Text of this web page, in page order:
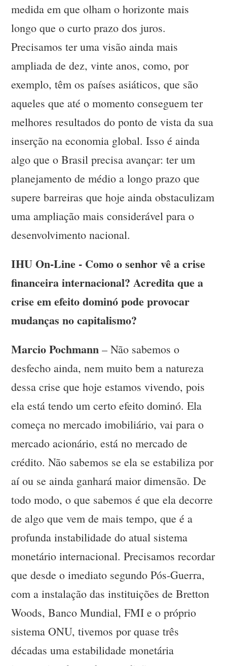
medida em que olham o horizonte mais
longo que o curto prazo dos juros.
Precisamos ter uma visão ainda mais
ampliada de dez, vinte anos, como, por
exemplo, têm os países asiáticos, que são
aqueles que até o momento conseguem ter
melhores resultados do ponto de vista da sua
inserção na economia global. Isso é ainda
algo que o Brasil precisa avançar: ter um
planejamento de médio a longo prazo que
supere barreiras que hoje ainda obstaculizam
uma ampliação mais considerável para o
desenvolvimento nacional.
IHU On-Line - Como o senhor vê a crise
financeira internacional? Acredita que a
crise em efeito dominó pode provocar
mudanças no capitalismo?
Marcio Pochmann – Não sabemos o
desfecho ainda, nem muito bem a natureza
dessa crise que hoje estamos vivendo, pois
ela está tendo um certo efeito dominó. Ela
começa no mercado imobiliário, vai para o
mercado acionário, está no mercado de
crédito. Não sabemos se ela se estabiliza por
aí ou se ainda ganhará maior dimensão. De
todo modo, o que sabemos é que ela decorre
de algo que vem de mais tempo, que é a
profunda instabilidade do atual sistema
monetário internacional. Precisamos recordar
que desde o imediato segundo Pós-Guerra,
com a instalação das instituições de Bretton
Woods, Banco Mundial, FMI e o próprio
sistema ONU, tivemos por quase três
décadas uma estabilidade monetária